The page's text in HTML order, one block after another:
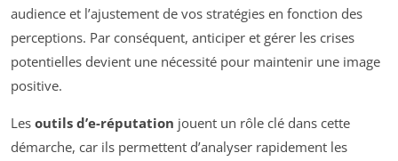
audience et l’ajustement de vos stratégies en fonction des
perceptions. Par conséquent, anticiper et gérer les crises
potentielles devient une nécessité pour maintenir une image
positive.
Les outils d’e-réputation jouent un rôle clé dans cette
démarche, car ils permettent d’analyser rapidement les